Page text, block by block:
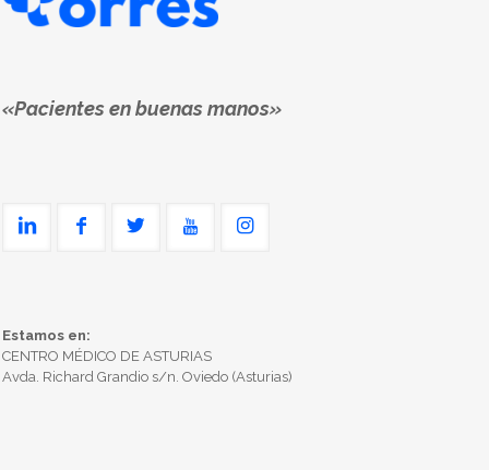
«Pacientes en buenas manos»
Estamos en:
CENTRO MÉDICO DE ASTURIAS
Avda. Richard Grandio s/n. Oviedo (Asturias)